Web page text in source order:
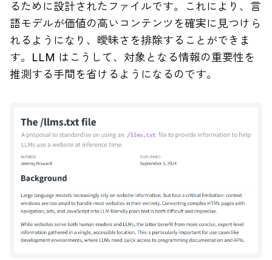
るために設計されたファイルです。これにより、言
語モデルが価値の高いコンテンツを確実に見つけら
れるようになり、曖昧さを排除することができま
す。LLM はこうして、対象となる情報の重要性を
推測する手間を省けるようになるのです。